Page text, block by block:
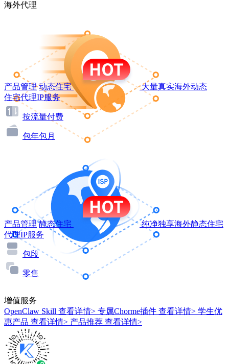
海外代理
产品管理 动态住宅
大量真实海外动态
住宅代理IP服务
按流量付费
包年包月
产品管理 静态住宅
纯净独享海外静态住宅
代理IP服务
包段
零售
增值服务
OpenClaw Skill 查看详情> 专属Chorme插件 查看详情> 学生优
惠产品 查看详情> 产品推荐 查看详情>